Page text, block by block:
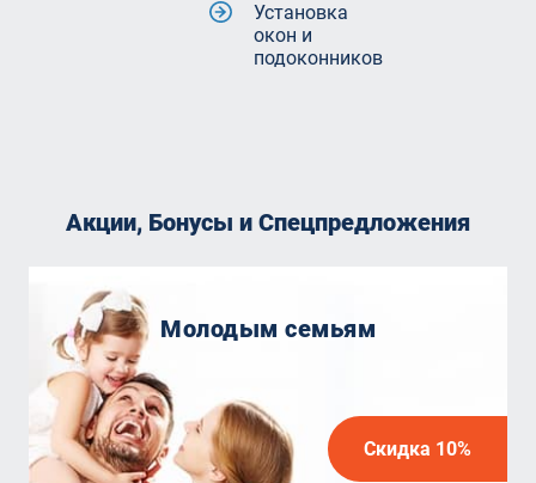
Установка
окон и
подоконников
Акции, Бонусы и Спецпредложения
Молодым семьям
Скидка 10%